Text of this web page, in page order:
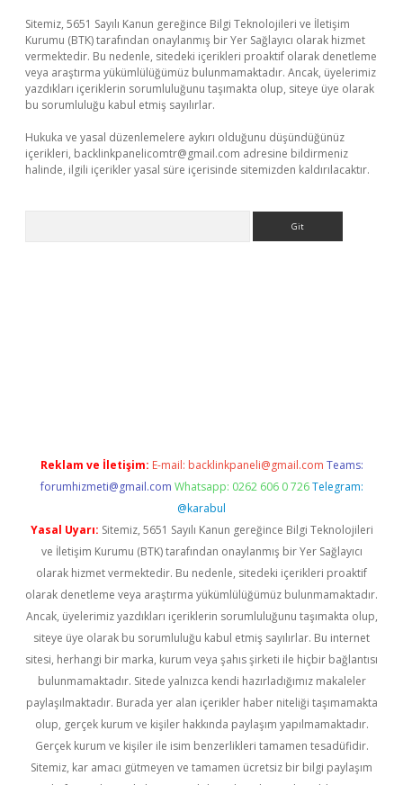
Sitemiz, 5651 Sayılı Kanun gereğince Bilgi Teknolojileri ve İletişim
Kurumu (BTK) tarafından onaylanmış bir Yer Sağlayıcı olarak hizmet
vermektedir. Bu nedenle, sitedeki içerikleri proaktif olarak denetleme
veya araştırma yükümlülüğümüz bulunmamaktadır. Ancak, üyelerimiz
yazdıkları içeriklerin sorumluluğunu taşımakta olup, siteye üye olarak
bu sorumluluğu kabul etmiş sayılırlar.
Hukuka ve yasal düzenlemelere aykırı olduğunu düşündüğünüz
içerikleri, backlinkpanelicomtr@gmail.com adresine bildirmeniz
halinde, ilgili içerikler yasal süre içerisinde sitemizden kaldırılacaktır.
Reklam ve İletişim: E-mail: backlinkpaneli@gmail.com Teams:
forumhizmeti@gmail.com Whatsapp: 0262 606 0 726 Telegram:
@karabul
Yasal Uyarı: Sitemiz, 5651 Sayılı Kanun gereğince Bilgi Teknolojileri
ve İletişim Kurumu (BTK) tarafından onaylanmış bir Yer Sağlayıcı
olarak hizmet vermektedir. Bu nedenle, sitedeki içerikleri proaktif
olarak denetleme veya araştırma yükümlülüğümüz bulunmamaktadır.
Ancak, üyelerimiz yazdıkları içeriklerin sorumluluğunu taşımakta olup,
siteye üye olarak bu sorumluluğu kabul etmiş sayılırlar. Bu internet
sitesi, herhangi bir marka, kurum veya şahıs şirketi ile hiçbir bağlantısı
bulunmamaktadır. Sitede yalnızca kendi hazırladığımız makaleler
paylaşılmaktadır. Burada yer alan içerikler haber niteliği taşımamakta
olup, gerçek kurum ve kişiler hakkında paylaşım yapılmamaktadır.
Gerçek kurum ve kişiler ile isim benzerlikleri tamamen tesadüfidir.
Sitemiz, kar amacı gütmeyen ve tamamen ücretsiz bir bilgi paylaşım